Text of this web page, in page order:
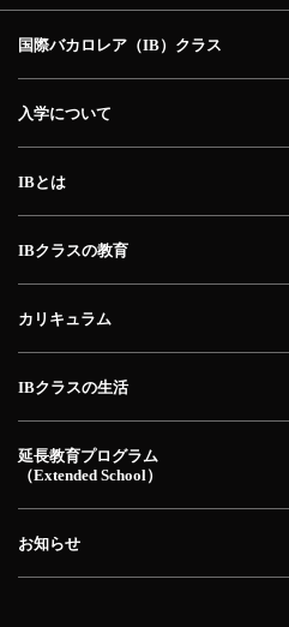
国際バカロレア（IB） クラス
入学について
IBとは
IBクラスの教育
カリキュラム
IBクラスの生活
延長教育プログラム
（Extended School）
お知らせ